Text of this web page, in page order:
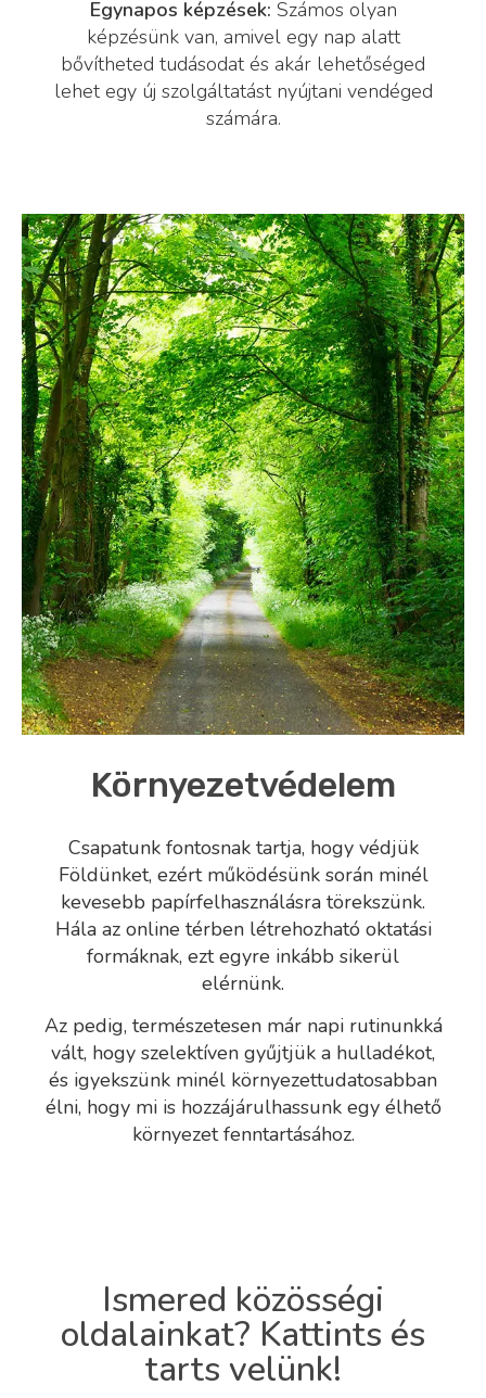
Egynapos képzések: Számos olyan
képzésünk van, amivel egy nap alatt
bővítheted tudásodat és akár lehetőséged
lehet egy új szolgáltatást nyújtani vendéged
számára.
Környezetvédelem
Csapatunk fontosnak tartja, hogy védjük
Földünket, ezért működésünk során minél
kevesebb papírfelhasználásra törekszünk.
Hála az online térben létrehozható oktatási
formáknak, ezt egyre inkább sikerül
elérnünk.
Az pedig, természetesen már napi rutinunkká
vált, hogy szelektíven gyűjtjük a hulladékot,
és igyekszünk minél környezettudatosabban
élni, hogy mi is hozzájárulhassunk egy élhető
környezet fenntartásához.
Ismered közösségi
oldalainkat? Kattints és
tarts velünk!